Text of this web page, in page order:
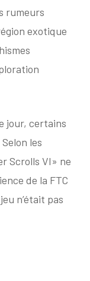
rumeurs
exotique
jour, certains
les
Scrolls VI» ne
de la FTC
n’était pas